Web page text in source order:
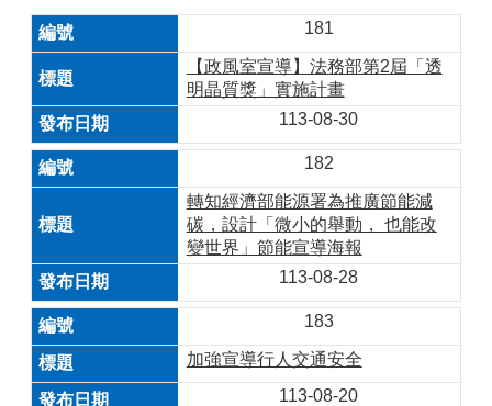
181
【政風室宣導】法務部第2屆「透
明晶質獎」實施計畫
113-08-30
182
轉知經濟部能源署為推廣節能減
碳，設計「微小的舉動， 也能改
變世界」節能宣導海報
113-08-28
183
加強宣導行人交通安全
113-08-20